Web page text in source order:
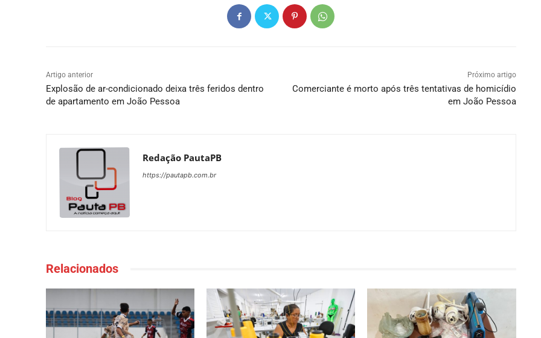
Artigo anterior
Explosão de ar-condicionado deixa três feridos dentro
de apartamento em João Pessoa
Próximo artigo
Comerciante é morto após três tentativas de homicídio
em João Pessoa
Redação PautaPB
https://pautapb.com.br
Relacionados